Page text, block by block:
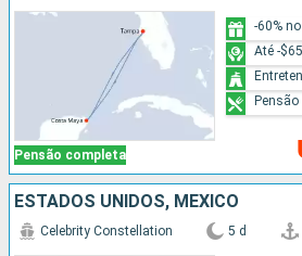
Pensão completa
-60%
Até -
ESTADOS UNIDOS, MÉXICO
Celebrity Constellation 5 d